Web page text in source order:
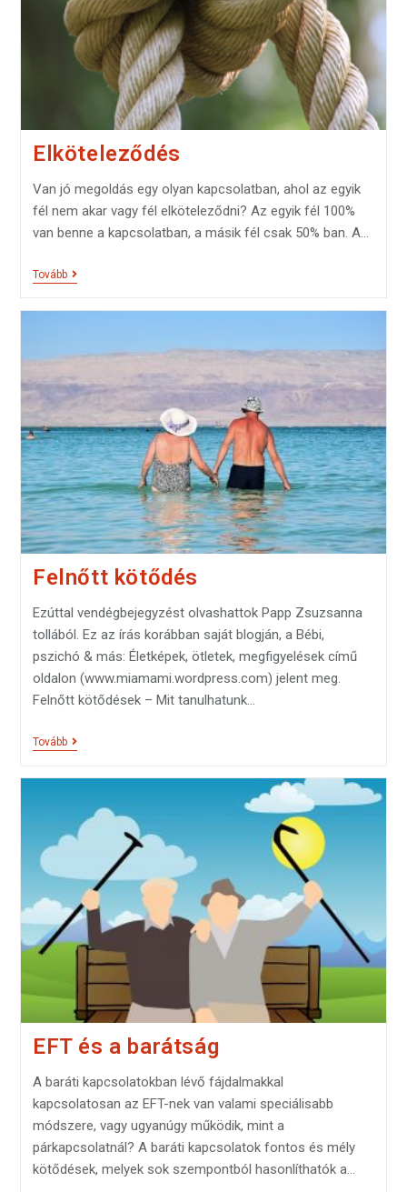
Elköteleződés
Van jó megoldás egy olyan kapcsolatban, ahol az egyik
fél nem akar vagy fél elköteleződni? Az egyik fél 100%
van benne a kapcsolatban, a másik fél csak 50% ban. A…
Tovább
Felnőtt kötődés
Ezúttal vendégbejegyzést olvashattok Papp Zsuzsanna
tollából. Ez az írás korábban saját blogján, a Bébi,
pszichó & más: Életképek, ötletek, megfigyelések című
oldalon (www.miamami.wordpress.com) jelent meg.
Felnőtt kötődések – Mit tanulhatunk…
Tovább
EFT és a barátság
A baráti kapcsolatokban lévő fájdalmakkal
kapcsolatosan az EFT-nek van valami speciálisabb
módszere, vagy ugyanúgy működik, mint a
párkapcsolatnál? A baráti kapcsolatok fontos és mély
kötődések, melyek sok szempontból hasonlíthatók a…